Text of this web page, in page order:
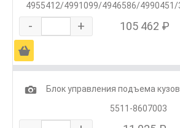
4955412/4991099/4946586/
- + 105 462 ₽
Ä
1
Блок управления подъема
5511-8607003